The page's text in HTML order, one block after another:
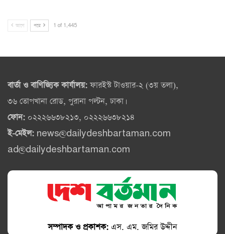
আগে পরে 1 of 1,445
বার্তা ও বাণিজ্যিক কার্যালয়:ফারইস্ট টাওয়ার-২ (৩য় তলা),
৩৬ তোপখানা রোড, পুরানা পল্টন, ঢাকা।
ফোন: ০২২২৬৬৩৮২১৩, ০২২২৬৬৩৮২১৪
ই-মেইল: news@dailydeshbartaman.com
ad@dailydeshbartaman.com
সম্পাদক ও প্রকাশক: এস. এম. জমির উদ্দীন